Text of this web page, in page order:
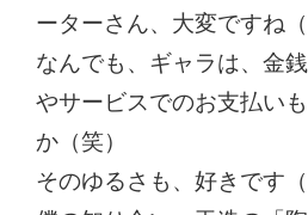
ーターさん、大変ですね（
なんでも、ギャラは、金
やサービスでのお支払い
か（笑）
そのゆるさも、好きです